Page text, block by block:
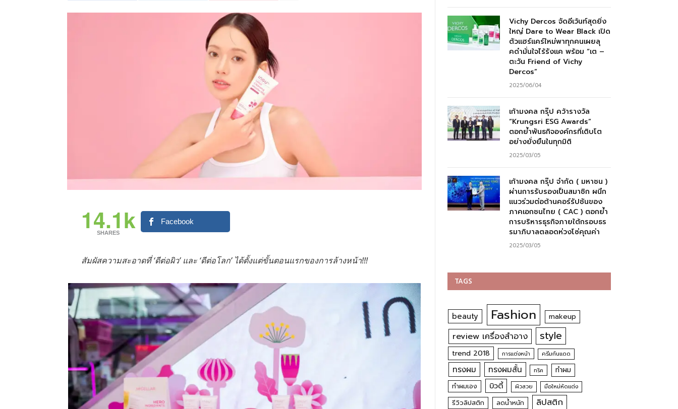
14.1k
SHARES
Facebook
สัมผัสความสะอาดที่ ‘ดีต่อผิว’ และ ‘ดีต่อโลก’ ได้ตั้งแต่ขั้นตอนแรกของการล้างหน้า!!!
Vichy Dercos จัดอีเว้นท์สุดยิ่ง
ใหญ่ Dare to Wear Black เปิด
ตัวแฮร์แคร์ใหม่พาทุกคนเผยลุ
คดำมั่นใจไร้รังแค พร้อม “เต –
ตะวัน Friend of Vichy
Dercos”
2025/06/04
เก้ามงคล กรุ๊ป คว้ารางวัล
“Krungsri ESG Awards”
ตอกย้ำพันธกิจองค์กรที่เติบโต
อย่างยั่งยืนในทุกมิติ
2025/03/05
เก้ามงคล กรุ๊ป จำกัด ( มหาชน )
ผ่านการรับรองเป็นสมาชิก ผนึก
แนวร่วมต่อต้านคอร์รัปชันของ
ภาคเอกชนไทย ( CAC ) ตอกย้ำ
การบริหารธุรกิจภายใต้กรอบธร
รมาภิบาลตลอดห่วงโซ่คุณค่า
2025/03/05
TAGS
beauty Fashion makeup
review เครื่องสำอาง style
trend 2018 การแต่งหน้า ครีมกันแดด
ทรงผม ทรงผมสั้น ทริค ทำผม
ทำผมเอง บิวตี้ ผิวสวย มือใหม่หัดแต่ง
รีวิวลิปสติก ลดน้ำหนัก ลิปสติก